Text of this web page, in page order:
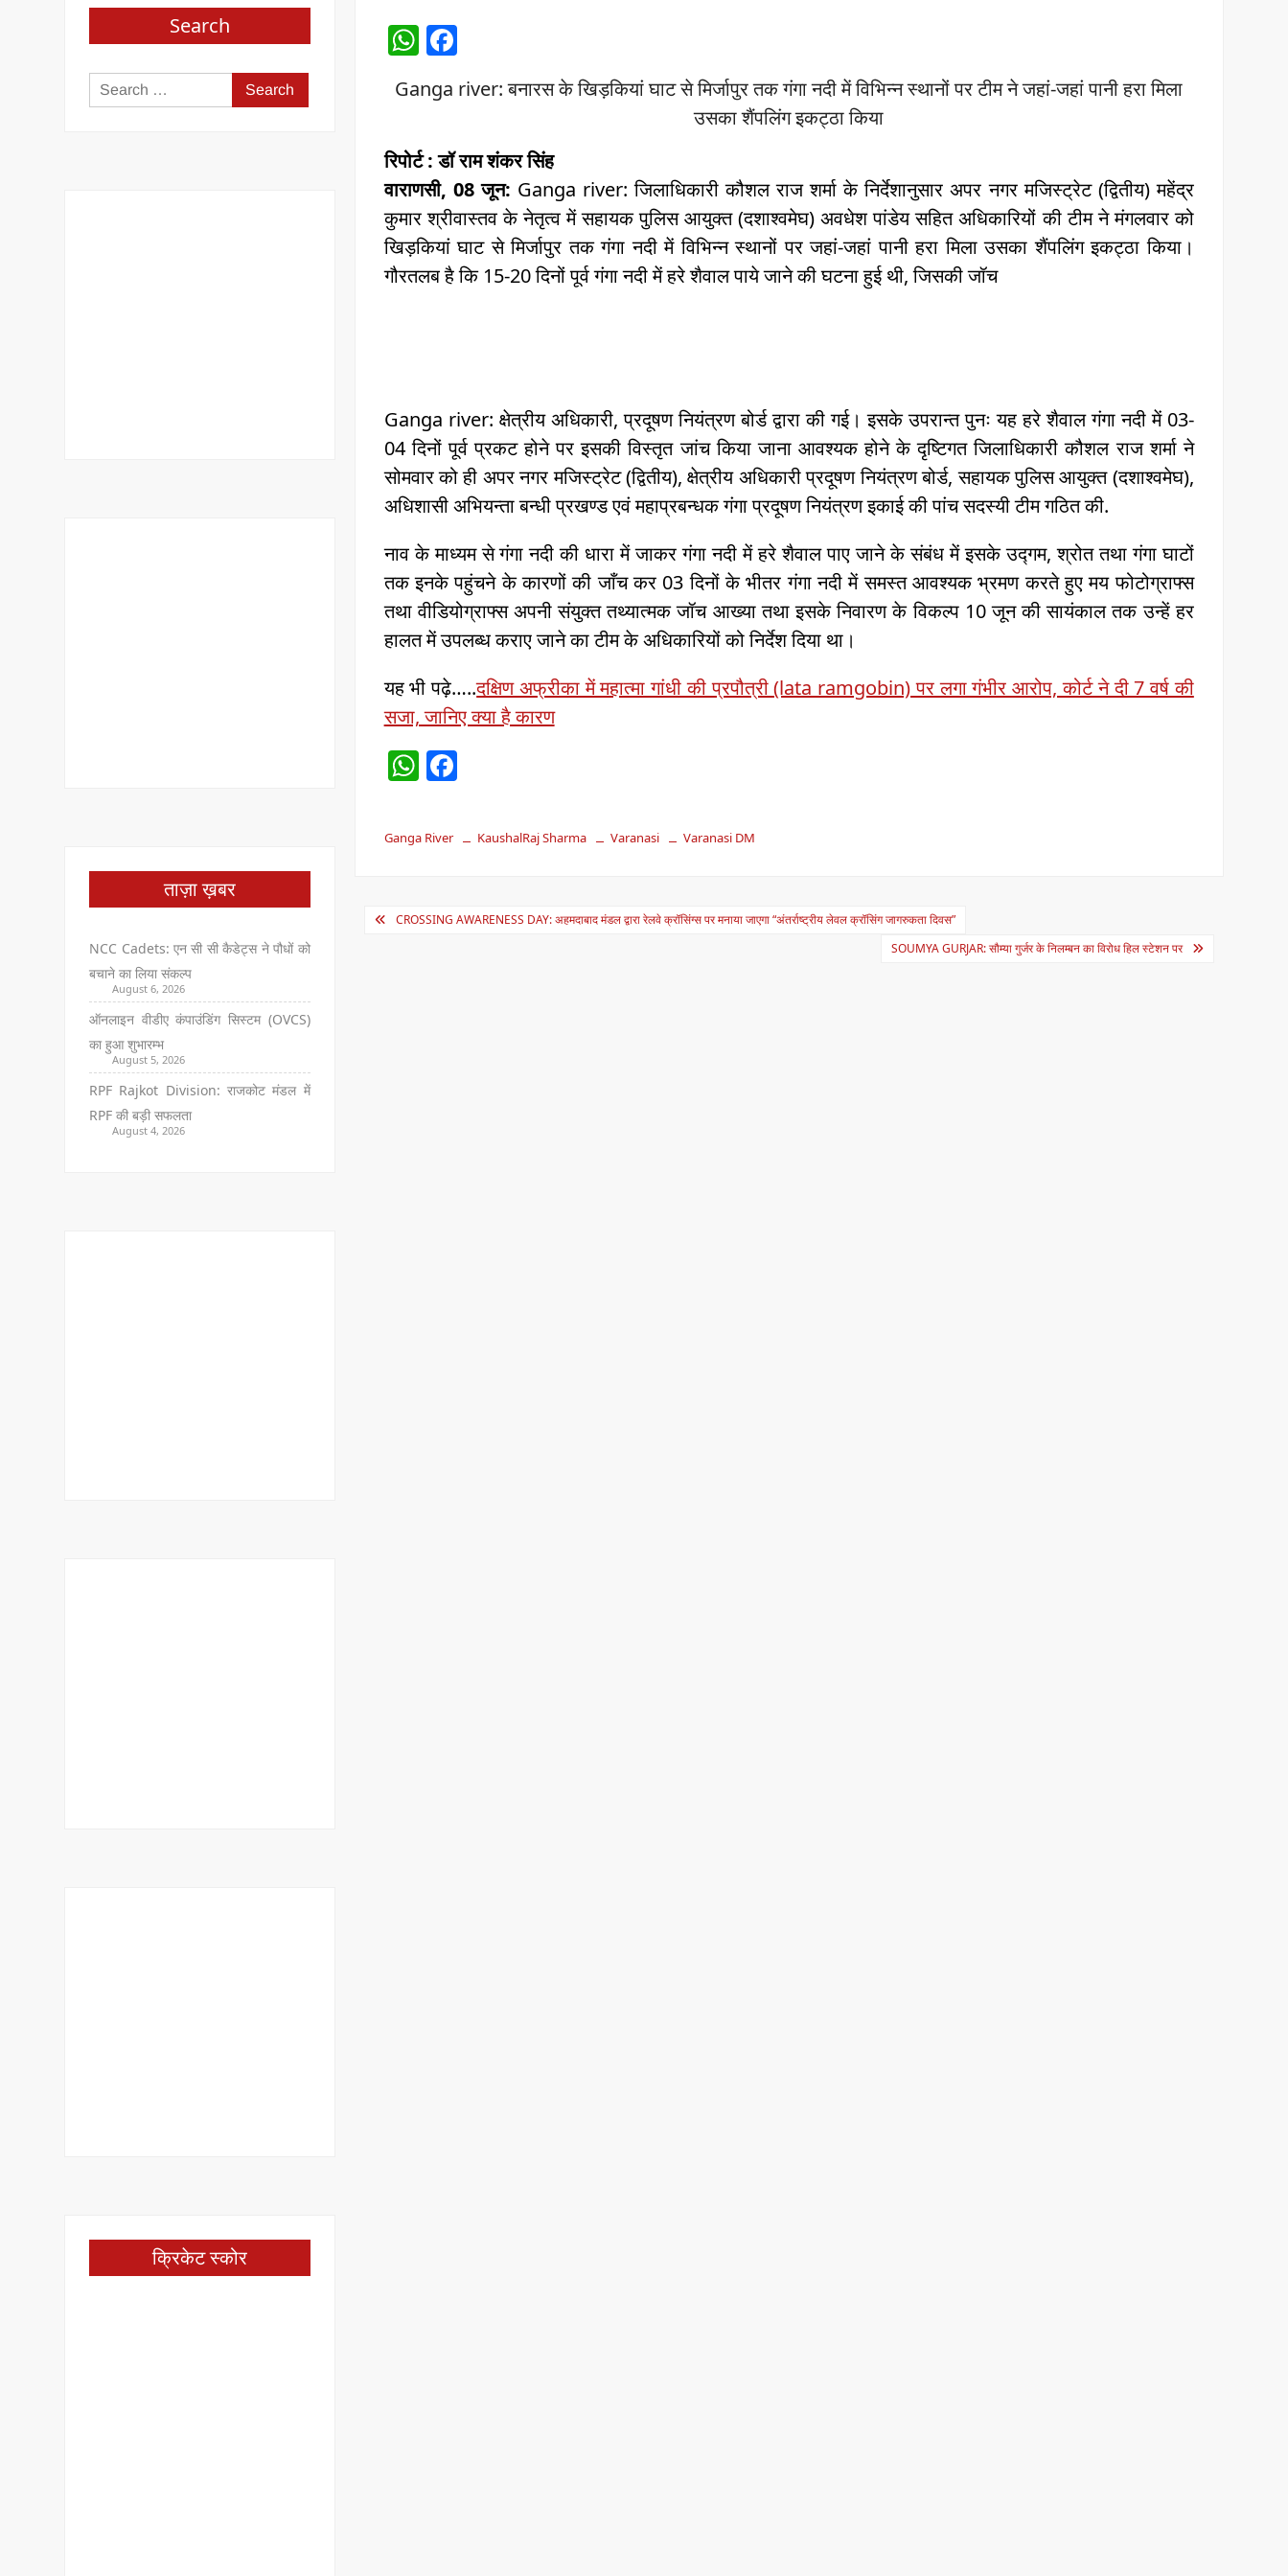
W
at
A
p
p
F
a
c
b
o
o
k
Ganga river: बनारस के खिड़कियां घाट से मिर्जापुर तक गंगा नदी में विभिन्न स्थानों पर टीम ने जहां-जहां पानी हरा मिला
उसका शैंपलिंग इकट्ठा किया
रिपोर्ट : डॉ राम शंकर सिंह
वाराणसी, 08 जून: Ganga river: जिलाधिकारी कौशल राज शर्मा के निर्देशानुसार अपर नगर मजिस्ट्रेट (द्वितीय) महेंद्र
कुमार श्रीवास्तव के नेतृत्व में सहायक पुलिस आयुक्त (दशाश्वमेघ) अवधेश पांडेय सहित अधिकारियों की टीम ने मंगलवार को
खिड़कियां घाट से मिर्जापुर तक गंगा नदी में विभिन्न स्थानों पर जहां-जहां पानी हरा मिला उसका शैंपलिंग इकट्ठा किया।
गौरतलब है कि 15-20 दिनों पूर्व गंगा नदी में हरे शैवाल पाये जाने की घटना हुई थी, जिसकी जॉच
Ganga river: क्षेत्रीय अधिकारी, प्रदूषण नियंत्रण बोर्ड द्वारा की गई। इसके उपरान्त पुनः यह हरे शैवाल गंगा नदी में 03-
04 दिनों पूर्व प्रकट होने पर इसकी विस्तृत जांच किया जाना आवश्यक होने के दृष्टिगत जिलाधिकारी कौशल राज शर्मा ने
सोमवार को ही अपर नगर मजिस्ट्रेट (द्वितीय), क्षेत्रीय अधिकारी प्रदूषण नियंत्रण बोर्ड, सहायक पुलिस आयुक्त (दशाश्वमेघ),
अधिशासी अभियन्ता बन्धी प्रखण्ड एवं महाप्रबन्धक गंगा प्रदूषण नियंत्रण इकाई की पांच सदस्यी टीम गठित की.
नाव के माध्यम से गंगा नदी की धारा में जाकर गंगा नदी में हरे शैवाल पाए जाने के संबंध में इसके उद्गम, श्रोत तथा गंगा घाटों
तक इनके पहुंचने के कारणों की जाँच कर 03 दिनों के भीतर गंगा नदी में समस्त आवश्यक भ्रमण करते हुए मय फोटोग्राफ्स
तथा वीडियोग्राफ्स अपनी संयुक्त तथ्यात्मक जॉच आख्या तथा इसके निवारण के विकल्प 10 जून की सायंकाल तक उन्हें हर
हालत में उपलब्ध कराए जाने का टीम के अधिकारियों को निर्देश दिया था।
यह भी पढ़े…..दक्षिण अफ्रीका में महात्मा गांधी की प्रपौत्री (lata ramgobin) पर लगा गंभीर आरोप, कोर्ट ने दी 7 वर्ष की
सजा, जानिए क्या है कारण
W
at
p
F
o
Ganga River KaushalRaj Sharma Varanasi Varanasi DM
PostCROSSING AWARENESS DAY: अहमदाबाद मंडल द्वारा रेलवे क्रॉसिंग्स पर मनाया जाएगा “अंतर्राष्ट्रीय लेवल क्रॉसिंग जागरुकता दिवस”
SOUMYA GURJAR: सौम्या गुर्जर के निलम्बन का विरोध हिल स्टेशन पर
Search
Search
for:
ताज़ा ख़बर
NCC Cadets: एन सी सी कैडेट्स ने पौधों को
बचाने का लिया संकल्प
August 6, 2026
ऑनलाइन वीडीए कंपाउंडिंग सिस्टम (OVCS)
का हुआ शुभारम्भ
August 5, 2026
RPF Rajkot Division: राजकोट मंडल में
RPF की बड़ी सफलता
August 4, 2026
क्रिकेट स्कोर